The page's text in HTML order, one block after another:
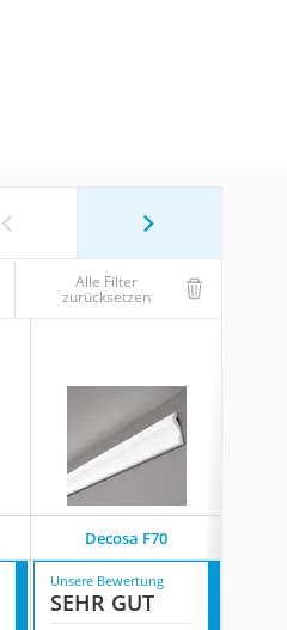
Alle Filter
zurücksetzen
Decosa F70
Unsere Bewertung
SEHR GUT